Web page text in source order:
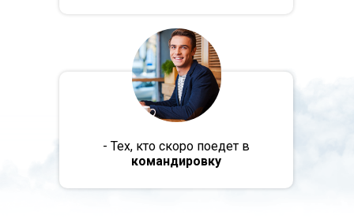
- Тех, кто скоро поедет в
командировку